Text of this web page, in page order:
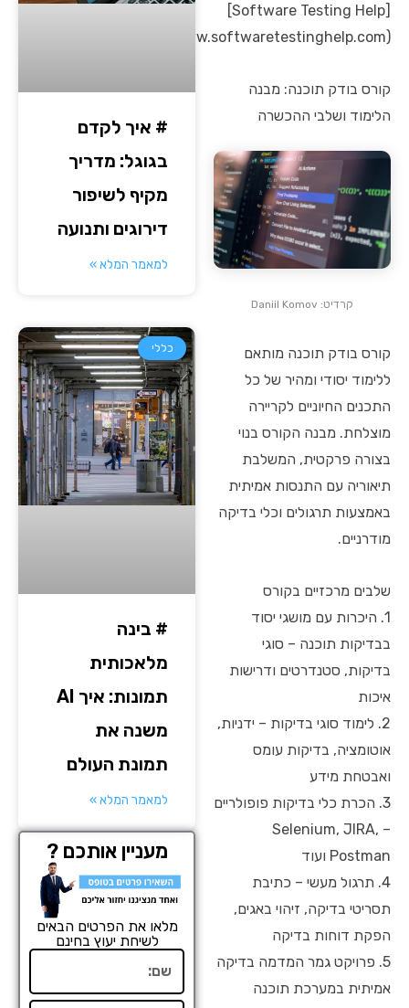
[Software Testing Help]
(https://www.softwaretestinghelp.com).
קורס בודק תוכנה: מבנה
הלימוד ושלבי ההכשרה
קרדיט: Daniil Komov
קורס בודק תוכנה מותאם
ללימוד יסודי ומהיר של כל
התכנים החיוניים לקריירה
מוצלחת. מבנה הקורס בנוי
בצורה פרקטית, המשלבת
תיאוריה עם התנסות אמיתית
באמצעות תרגולים וכלי בדיקה
מודרניים.
שלבים מרכזיים בקורס
1. היכרות עם מושגי יסוד
בבדיקות תוכנה – סוגי
בדיקות, סטנדרטים ודרישות
איכות
2. לימוד סוגי בדיקות – ידניות,
אוטומציה, בדיקות עומס
ואבטחת מידע
3. הכרת כלי בדיקות פופולריים
– Selenium, JIRA,
Postman ועוד
4. תרגול מעשי – כתיבת
תסריטי בדיקה, זיהוי באגים,
הפקת דוחות בדיקה
5. פרויקט גמר המדמה בדיקה
אמיתית במערכת תוכנה
# איך לקדם
בגוגל: מדריך
מקיף לשיפור
דירוגים ותנועה
למאמר המלא »
כללי
# בינה
מלאכותית
תמונות: איך AI
משנה את
תמונת העולם
למאמר המלא »
מעניין אותכם ?
מלאו את הפרטים הבאים
לשיחת יעוץ בחינם